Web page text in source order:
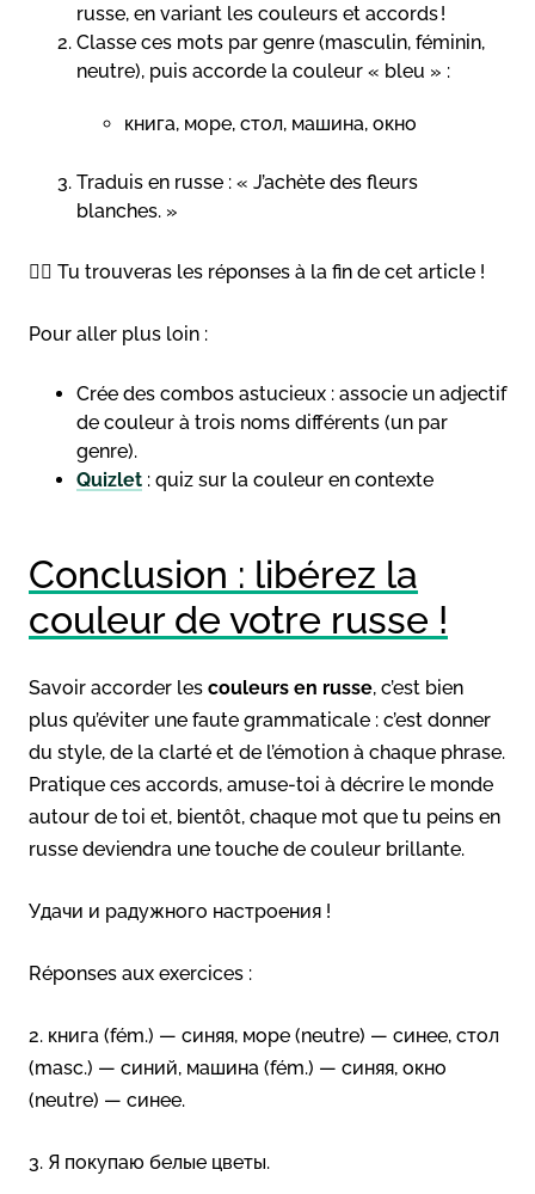
russe, en variant les couleurs et accords !
Classe ces mots par genre (masculin, féminin,
neutre), puis accorde la couleur « bleu » :
книга, море, стол, машина, окно
Traduis en russe : « J’achète des fleurs
blanches. »
👉🏻 Tu trouveras les réponses à la fin de cet article !
Pour aller plus loin :
Crée des combos astucieux : associe un adjectif
de couleur à trois noms différents (un par
genre).
Quizlet : quiz sur la couleur en contexte
Conclusion : libérez la
couleur de votre russe !
Savoir accorder les couleurs en russe, c’est bien
plus qu’éviter une faute grammaticale : c’est donner
du style, de la clarté et de l’émotion à chaque phrase.
Pratique ces accords, amuse-toi à décrire le monde
autour de toi et, bientôt, chaque mot que tu peins en
russe deviendra une touche de couleur brillante.
Удачи и радужного настроения !
Réponses aux exercices :
2. книга (fém.) — синяя, море (neutre) — синее, стол
(masc.) — синий, машина (fém.) — синяя, окно
(neutre) — синее.
3. Я покупаю белые цветы.